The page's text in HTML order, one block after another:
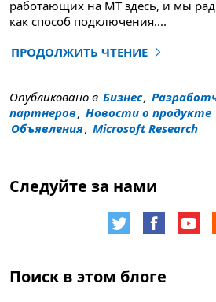
работающих на MT здесь, и мы
как способ подключения....
ПРОДОЛЖИТЬ ЧТЕНИЕ
"Добро поЖаловать в блог
Опубликовано в Бизнес,
партнеров, Новости о продукте
Объявления, Microsoft Research
Следуйте за нами
Поиск в этом блоге